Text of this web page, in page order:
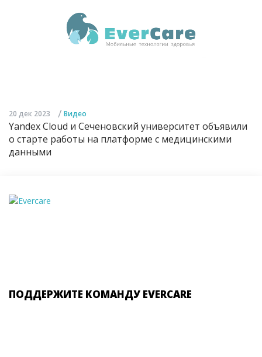
20 дек 2023 / Видео
Yandex Cloud и Сеченовский университет объявили
о старте работы на платформе с медицинскими
данными
ПОДДЕРЖИТЕ КОМАНДУ EVERCARE